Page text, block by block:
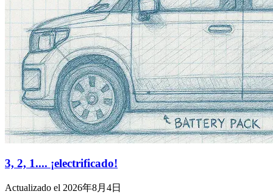
3, 2, 1.... ¡electrificado!
Actualizado el 2026年8月4日